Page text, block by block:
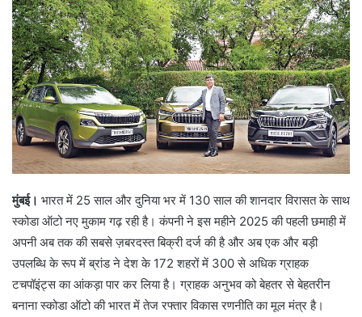
n
e
m
a
i
l
मुंबई। भारत में 25 साल और दुनिया भर में 130 साल की शानदार विरासत के साथ
स्कोडा ऑटो नए मुकाम गढ़ रही है। कंपनी ने इस महीने 2025 की पहली छमाही में
अपनी अब तक की सबसे ज़बरदस्त बिक्री दर्ज की है और अब एक और बड़ी
उपलब्धि के रूप में ब्रांड ने देश के 172 शहरों में 300 से अधिक ग्राहक
टचपॉइंट्स का आंकड़ा पार कर लिया है। ग्राहक अनुभव को बेहतर से बेहतरीन
बनाना स्कोडा ऑटो की भारत में तेज रफ्तार विकास रणनीति का मूल मंत्र है।